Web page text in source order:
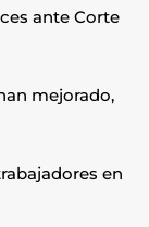
ante Corte
mejorado,
en